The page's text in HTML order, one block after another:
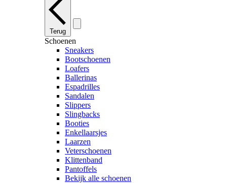
Terug
Schoenen
Sneakers
Bootschoenen
Loafers
Ballerinas
Espadrilles
Sandalen
Slippers
Slingbacks
Booties
Enkellaarsjes
Laarzen
Veterschoenen
Klittenband
Pantoffels
Bekijk alle schoenen